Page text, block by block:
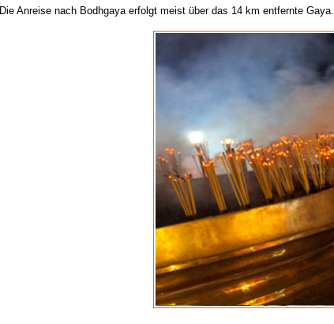
Die Anreise nach Bodhgaya erfolgt meist über das 14 km entfernte Gaya.